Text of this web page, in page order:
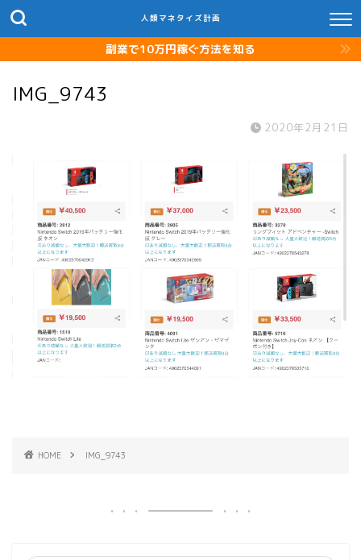
人類マネタイズ計画
副業で10万円稼ぐ方法を知る
IMG_9743
2020年2月21日
HOME IMG_9743